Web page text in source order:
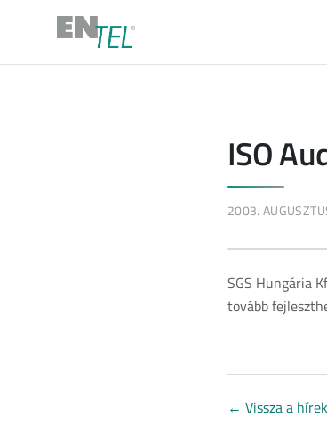
ISO
2003.
SGS Hungária
tovább
← Vissza a